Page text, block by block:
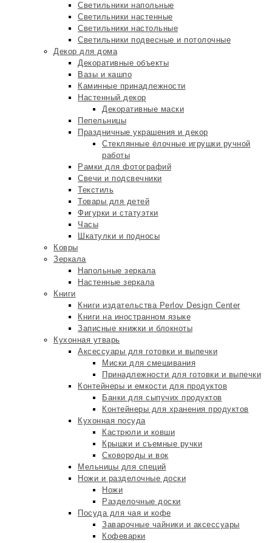
Светильники напольные
Светильники настенные
Светильники настольные
Светильники подвесные и потолочные
Декор для дома
Декоративные объекты
Вазы и кашпо
Каминные принадлежности
Настенный декор
Декоративные маски
Пепельницы
Праздничные украшения и декор
Стеклянные ёлочные игрушки ручной
работы
Рамки для фотографий
Свечи и подсвечники
Текстиль
Товары для детей
Фигурки и статуэтки
Часы
Шкатулки и подносы
Ковры
Зеркала
Напольные зеркала
Настенные зеркала
Книги
Книги издательства Perlov Design Center
Книги на иностранном языке
Записные книжки и блокноты
Кухонная утварь
Аксессуары для готовки и выпечки
Миски для смешивания
Принадлежности для готовки и выпечки
Контейнеры и емкости для продуктов
Банки для сыпучих продуктов
Контейнеры для хранения продуктов
Кухонная посуда
Кастрюли и ковши
Крышки и съемные ручки
Сковороды и вок
Мельницы для специй
Ножи и разделочные доски
Ножи
Разделочные доски
Посуда для чая и кофе
Заварочные чайники и аксессуары
Кофеварки